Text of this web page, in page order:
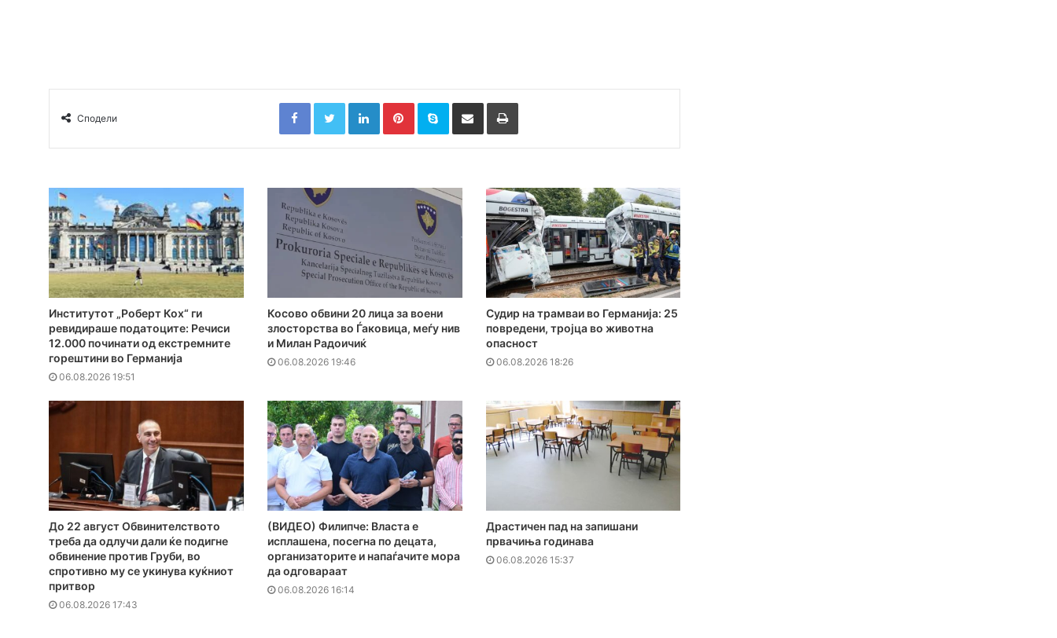
Сподели
FacebookTwitterLinkedInPinterestSkype Сподели преку Е-маил Испринтај
Институтот „Роберт Кох“ ги
ревидираше податоците: Речиси
12.000 починати од екстремните
горештини во Германија
06.08.2026 19:51
Косово обвини 20 лица за воени
злосторства во Ѓаковица, меѓу нив
и Милан Радоичиќ
06.08.2026 19:46
Судир на трамваи во Германија: 25
повредени, тројца во животна
опасност
06.08.2026 18:26
До 22 август Обвинителството
треба да одлучи дали ќе подигне
обвинение против Груби, во
спротивно му се укинува куќниот
притвор
06.08.2026 17:43
(ВИДЕО) Филипче: Власта е
исплашена, посегна по децата,
организаторите и напаѓачите мора
да одговараат
06.08.2026 16:14
Драстичен пад на запишани
првачиња годинава
06.08.2026 15:37